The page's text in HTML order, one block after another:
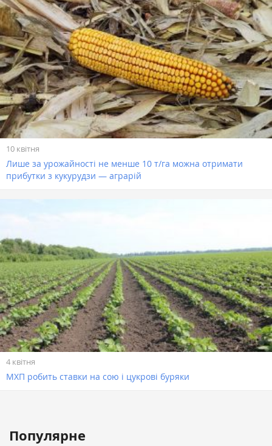
10 квітня
Лише за урожайності не менше 10 т/га можна отримати
прибутки з кукурудзи — аграрій
4 квітня
МХП робить ставки на сою і цукрові буряки
Популярне